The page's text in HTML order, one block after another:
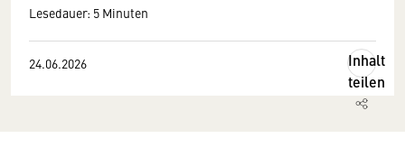
Lesedauer: 5 Minuten
24.06.2026
Inhalt
teilen